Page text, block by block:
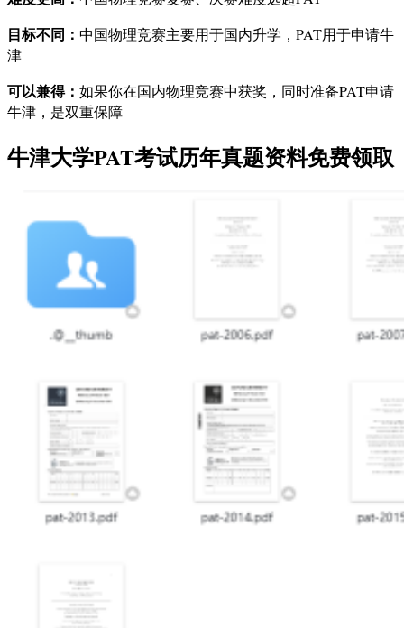
目标不同： 中国物理竞赛主要用于国内升学，PAT用于申请牛
津
可以兼得： 如果你在国内物理竞赛中获奖，同时准备PAT申请
牛津，是双重保障
牛津大学PAT考试历年真题资料免费领取